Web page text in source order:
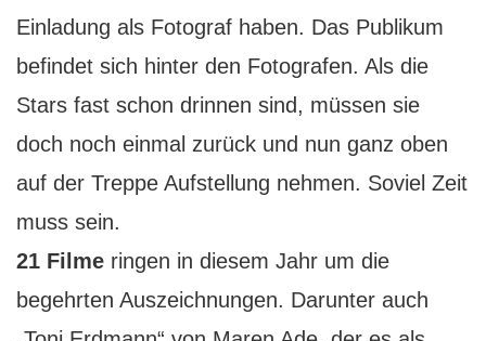
Einladung als Fotograf haben. Das Publikum
befindet sich hinter den Fotografen. Als die
Stars fast schon drinnen sind, müssen sie
doch noch einmal zurück und nun ganz oben
auf der Treppe Aufstellung nehmen. Soviel Zeit
muss sein.
21 Filme ringen in diesem Jahr um die
begehrten Auszeichnungen. Darunter auch